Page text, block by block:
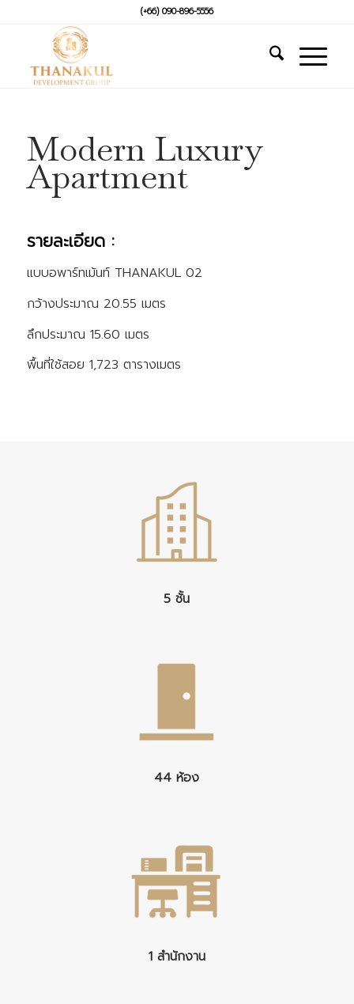
(+66) 090-896-5556
Modern Luxury
Apartment
รายละเอียด :
แบบอพาร์ทเม้นท์ THANAKUL 02
กว้างประมาณ 20.55 เมตร
ลึกประมาณ 15.60 เมตร
พื้นที่ใช้สอย 1,723 ตารางเมตร
5 ชั้น
44 ห้อง
1 สำนักงาน